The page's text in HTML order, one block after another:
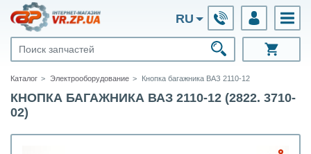
RU
Каталог Электрооборудование Кнопка багажника ВАЗ 2110-12
КНОПКА БАГАЖНИКА ВАЗ 2110-12 (2822. 3710-
02)